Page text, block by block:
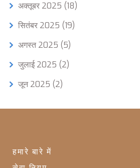
अक्तूबर 2025 (18)
सितंबर 2025 (19)
अगस्त 2025 (5)
जुलाई 2025 (2)
जून 2025 (2)
हमारे बारे में